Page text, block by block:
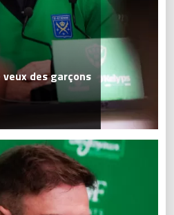
veux des garçons